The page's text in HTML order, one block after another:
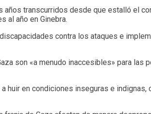
transcurridos desde que estalló el
al año en Ginebra.
contra los ataques e
son «a menudo inaccesibles» para las
en condiciones inseguras e indignas,